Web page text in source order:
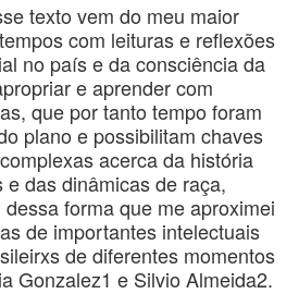
texto vem do meu maior
com leituras e reflexões
no país e da consciência da
e aprender com
que por tanto tempo foram
plano e possibilitam chaves
acerca da história
das dinâmicas de raça,
forma que me aproximei
de importantes intelectuais
de diferentes momentos
Gonzalez1 e Silvio Almeida2.